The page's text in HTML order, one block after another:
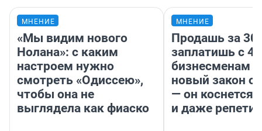
МНЕНИЕ
«Мы видим нового
Нолана»: с каким
настроем нужно
смотреть «Одиссею»,
чтобы она не
выглядела как фиаско
МНЕНИЕ
Продашь за
заплатишь с
бизнесменам
новый закон о
— он коснется
и даже